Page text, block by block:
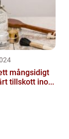
mångsidigt
tillskott ino...